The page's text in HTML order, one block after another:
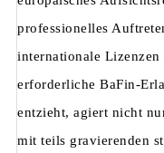
professionelles
internationale Lizenzen
erforderliche BaFin-
entzieht, agiert nicht
mit teils gravierenden